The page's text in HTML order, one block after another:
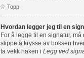
Topp
Hvordan legger jeg til en
For å legge til en signatur,
slippe å krysse av boksen
ta vekk haken i Legg ved